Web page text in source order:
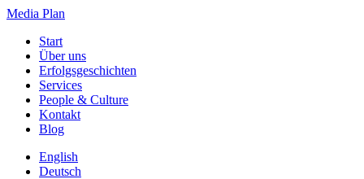
Media Plan
Start
Über uns
Erfolgsgeschichten
Services
People & Culture
Kontakt
Blog
English
Deutsch